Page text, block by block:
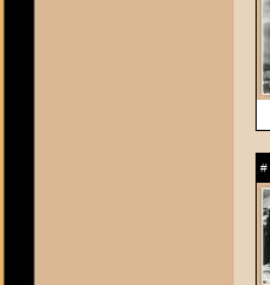
#